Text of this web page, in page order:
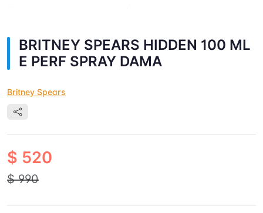
BRITNEY SPEARS HIDDEN 100 ML
E PERF SPRAY DAMA
Britney Spears
$ 520
$ 990